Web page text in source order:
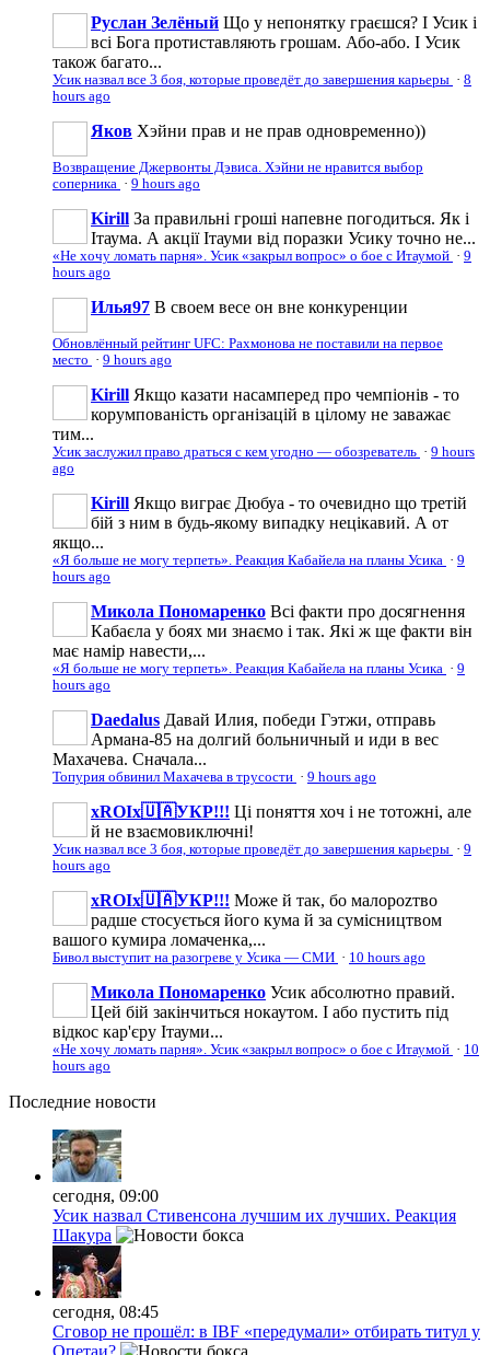
Руслан Зелёный Що у непонятку граєшся? І Усик і
всі Бога протиставляють грошам. Або-або. І Усик
також багато...
Усик назвал все 3 боя, которые проведёт до завершения карьеры · 8
hours ago
Яков Хэйни прав и не прав одновременно))
Возвращение Джервонты Дэвиса. Хэйни не нравится выбор
соперника · 9 hours ago
Kirill За правильні гроші напевне погодиться. Як і
Ітаума. А акції Ітауми від поразки Усику точно не...
«Не хочу ломать парня». Усик «закрыл вопрос» о бое с Итаумой · 9
hours ago
Илья97 В своем весе он вне конкуренции
Обновлённый рейтинг UFC: Рахмонова не поставили на первое
место · 9 hours ago
Kirill Якщо казати насамперед про чемпіонів - то
корумпованість організацій в цілому не заважає
тим...
Усик заслужил право драться с кем угодно — обозреватель · 9 hours
ago
Kirill Якщо виграє Дюбуа - то очевидно що третій
бій з ним в будь-якому випадку нецікавий. А от
якщо...
«Я больше не могу терпеть». Реакция Кабайела на планы Усика · 9
hours ago
Микола Пономаренко Всі факти про досягнення
Кабаєла у боях ми знаємо і так. Які ж ще факти він
має намір навести,...
«Я больше не могу терпеть». Реакция Кабайела на планы Усика · 9
hours ago
Daedalus Давай Илия, победи Гэтжи, отправь
Aрмана-85 на долгий больничный и иди в вес
Махачева. Сначала...
Топурия обвинил Махачева в трусости · 9 hours ago
xROIx🇺🇦УКР!!! Ці поняття хоч і не тотожні, але
й не взаємовиключні!
Усик назвал все 3 боя, которые проведёт до завершения карьеры · 9
hours ago
xROIx🇺🇦УКР!!! Може й так, бо малороzтво
радше стосується його кума й за сумісництвом
вашого кумира ломаченка,...
Бивол выступит на разогреве у Усика — СМИ · 10 hours ago
Микола Пономаренко Усик абсолютно правий.
Цей бій закінчиться нокаутом. І або пустить під
відкос кар'єру Ітауми...
«Не хочу ломать парня». Усик «закрыл вопрос» о бое с Итаумой · 10
hours ago
Последние новости
сегодня, 09:00
Усик назвал Стивенсона лучшим их лучших. Реакция
Шакура
сегодня, 08:45
Сговор не прошёл: в IBF «передумали» отбирать титул у
Опетаи?